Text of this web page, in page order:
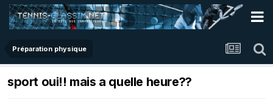
Préparation physique
sport oui!! mais a quelle heure??